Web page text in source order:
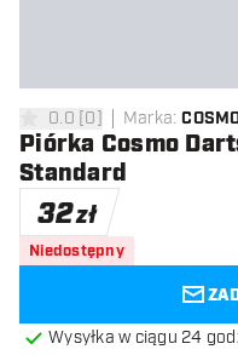
0 gwiazdki oceny
0.0 [0] Marka:
Piórka Cosmo
Standard
32zł
Niedostępny
Wysyłka w ciągu 24